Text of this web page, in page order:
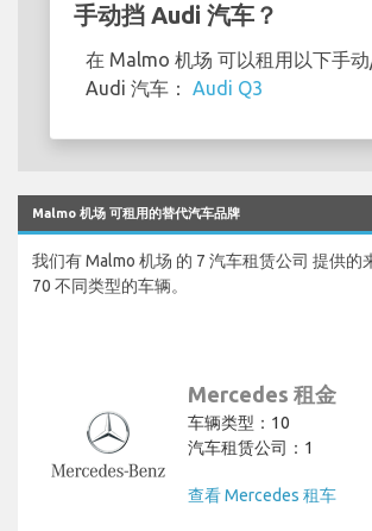
手动挡 Audi 汽车？
在 Malmo 机场 可以租用以下手
Audi 汽车： Audi Q3
Malmo 机场 可租用的替代汽车品牌
我们有 Malmo 机场 的 7 汽车租赁公司 提供的
70 不同类型的车辆。
Mercedes 租金
车辆类型：10
汽车租赁公司：1
查看 Mercedes 租车